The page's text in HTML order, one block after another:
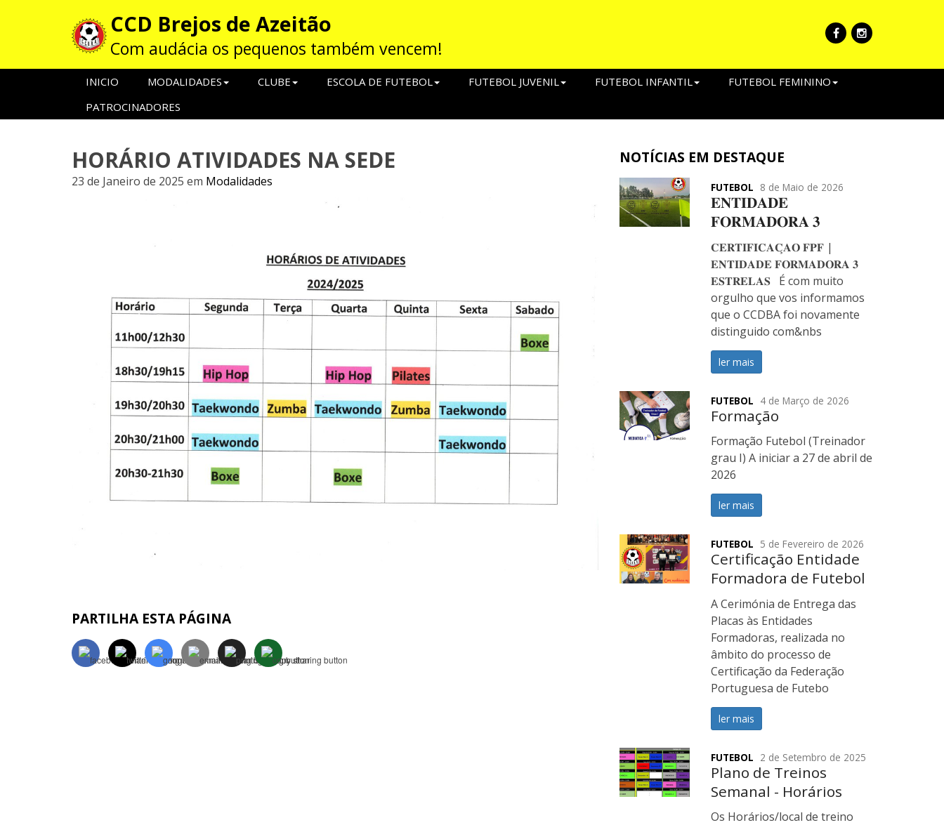
CCD Brejos de Azeitão
Com audácia os pequenos também vencem!
INICIO MODALIDADES CLUBE ESCOLA DE FUTEBOL FUTEBOL JUVENIL FUTEBOL INFANTIL
FUTEBOL FEMININO
PATROCINADORES
HORÁRIO ATIVIDADES NA SEDE
23 de Janeiro de 2025 em Modalidades
PARTILHA ESTA PÁGINA
NOTÍCIAS EM DESTAQUE
FUTEBOL 8 de Maio de 2026
𝐄𝐍𝐓𝐈𝐃𝐀𝐃𝐄
𝐅𝐎𝐑𝐌𝐀𝐃𝐎𝐑𝐀 𝟑
𝐄𝐒𝐓𝐑𝐄𝐋𝐀𝐒 ️️- Futebol
Masculino e Feminino
𝐂𝐄𝐑𝐓𝐈𝐅𝐈𝐂𝐀𝐂̧𝐀𝐎 𝐅𝐏𝐅 |
𝐄𝐍𝐓𝐈𝐃𝐀𝐃𝐄 𝐅𝐎𝐑𝐌𝐀𝐃𝐎𝐑𝐀 𝟑
𝐄𝐒𝐓𝐑𝐄𝐋𝐀𝐒 ️️️ É com muito
orgulho que vos informamos
que o CCDBA foi novamente
distinguido com&nbs
ler mais
FUTEBOL 4 de Março de 2026
Formação
Formação Futebol (Treinador
grau I) A iniciar a 27 de abril de
2026
ler mais
FUTEBOL 5 de Fevereiro de 2026
Certificação Entidade
Formadora de Futebol
Masculino e Feminino -
3 Estrelas - 2024/2025
A Cerimónia de Entrega das
Placas às Entidades
Formadoras, realizada no
âmbito do processo de
Certificação da Federação
Portuguesa de Futebo
ler mais
FUTEBOL 2 de Setembro de 2025
Plano de Treinos
Semanal - Horários
Os Horários/local de treino